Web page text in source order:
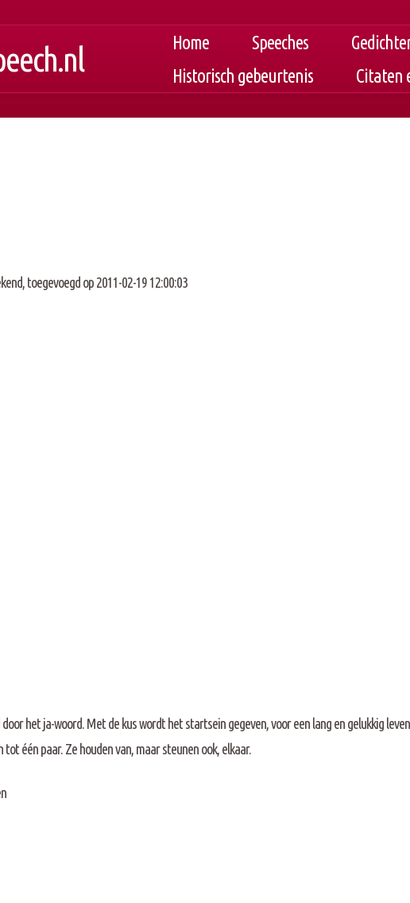
Home Speeches
Historisch gebeurtenis
Citaten
, toegevoegd op 2011-02-19 12:00:03
het ja-woord. Met de kus wordt het startsein gegeven, voor een lang en gelukkig
één paar. Ze houden van, maar steunen ook, elkaar.